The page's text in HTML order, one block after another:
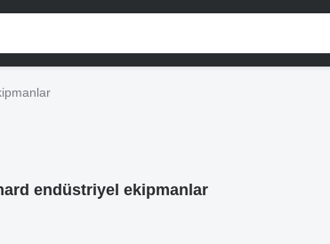
endüstriyel ekipmanlar